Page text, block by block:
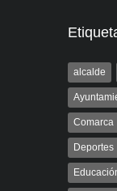
alcalde
Comarca
Deportes